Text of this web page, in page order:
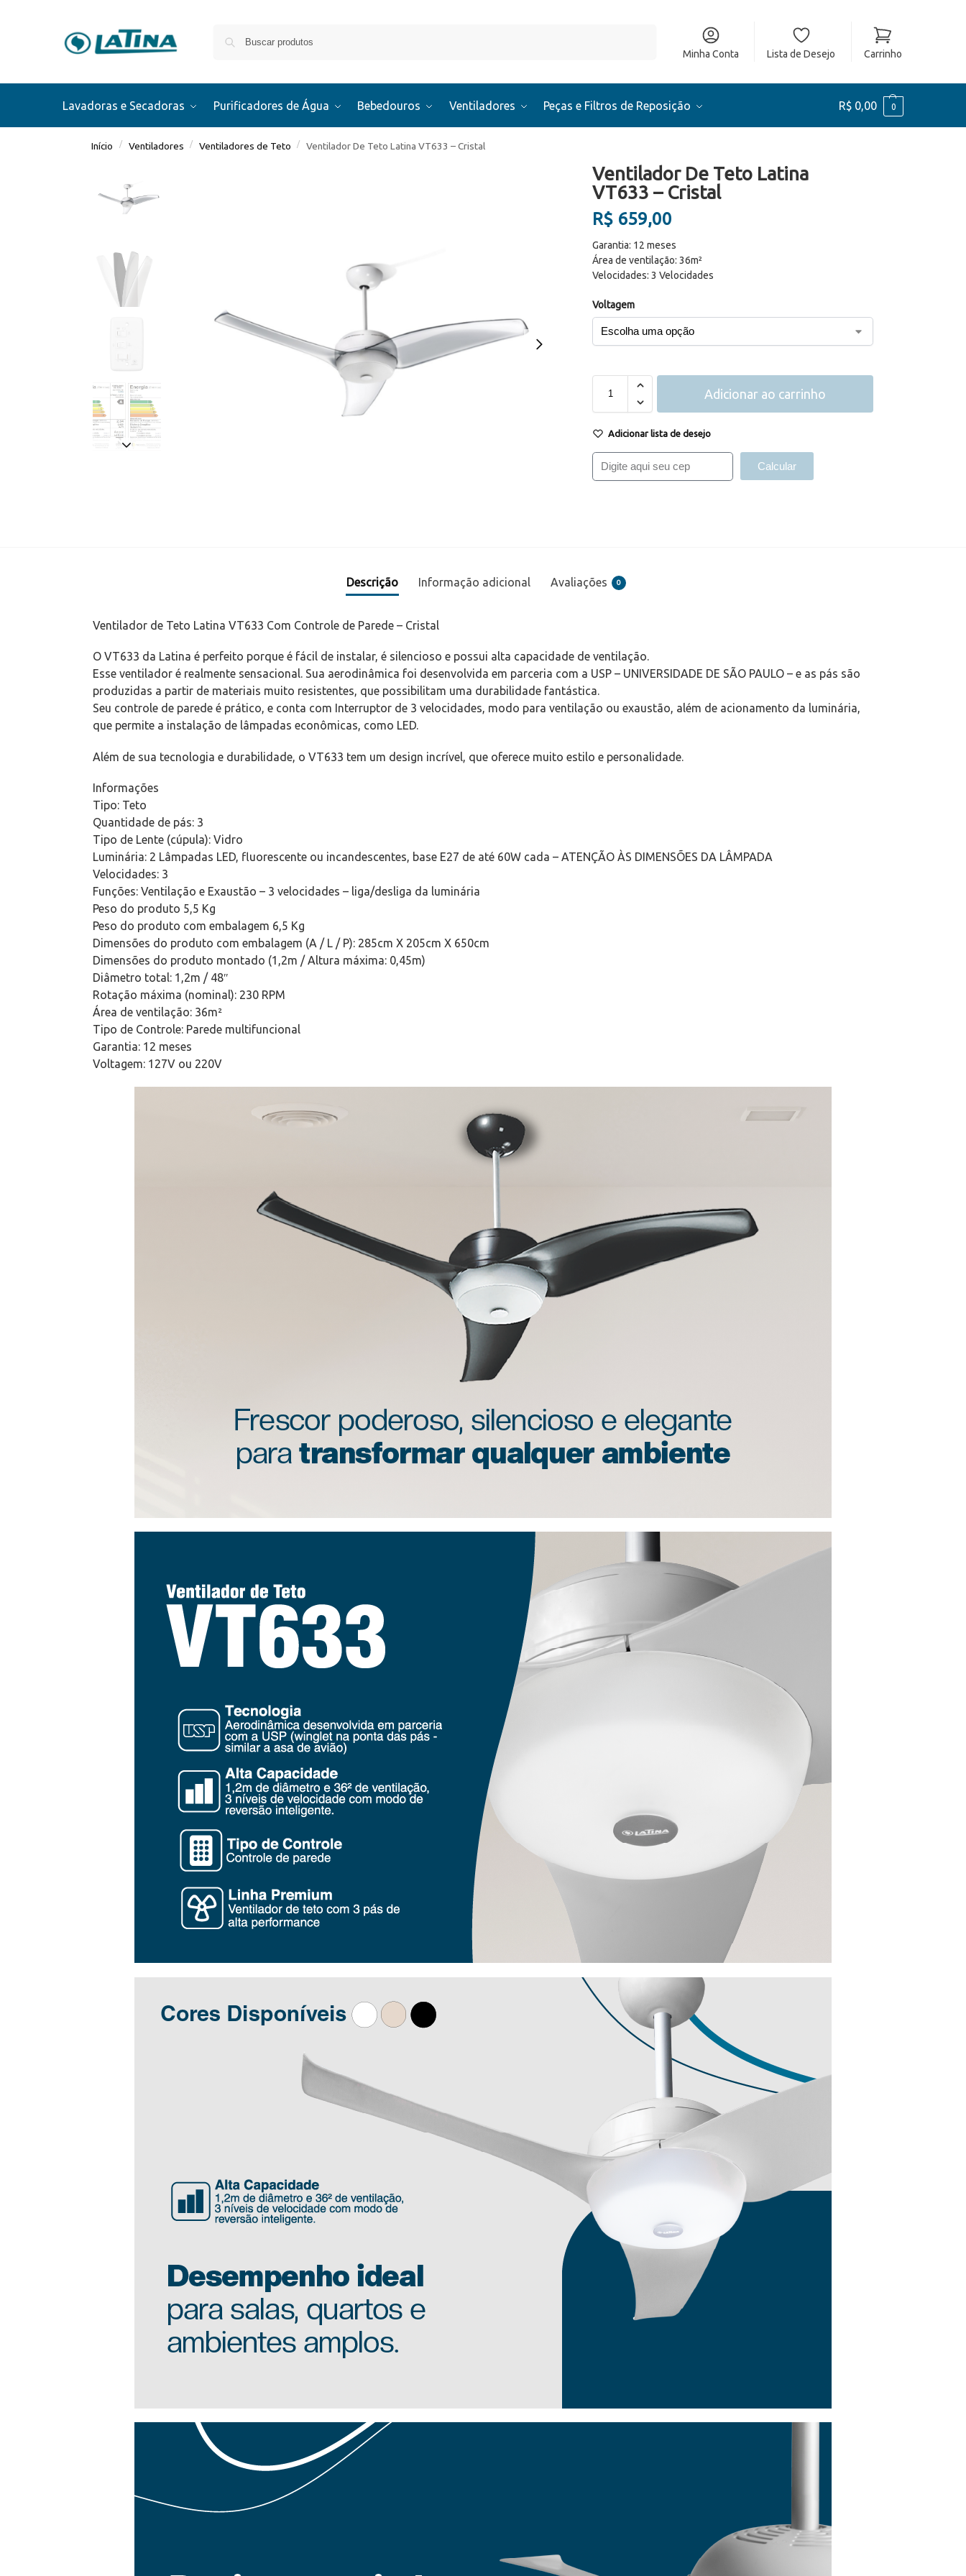
Minha Conta Lista de Desejo Carrinho
Lavadoras e Secadoras Purificadores de Água Bebedouros Ventiladores Peças e Filtros de Reposição R$ 0,00 0
Início / Ventiladores / Ventiladores de Teto / Ventilador De Teto Latina VT633 – Cristal
Ventilador De Teto Latina
VT633 – Cristal
R$ 659,00
Garantia: 12 meses
Área de ventilação: 36m²
Velocidades: 3 Velocidades
Voltagem
Adicionar ao carrinho
Adicionar lista de desejo
Calcular
Descrição Informação adicional Avaliações 0
Ventilador de Teto Latina VT633 Com Controle de Parede – Cristal
O VT633 da Latina é perfeito porque é fácil de instalar, é silencioso e possui alta capacidade de ventilação.
Esse ventilador é realmente sensacional. Sua aerodinâmica foi desenvolvida em parceria com a USP – UNIVERSIDADE DE SÃO PAULO – e as pás são
produzidas a partir de materiais muito resistentes, que possibilitam uma durabilidade fantástica.
Seu controle de parede é prático, e conta com Interruptor de 3 velocidades, modo para ventilação ou exaustão, além de acionamento da luminária,
que permite a instalação de lâmpadas econômicas, como LED.
Além de sua tecnologia e durabilidade, o VT633 tem um design incrível, que oferece muito estilo e personalidade.
Informações
Tipo: Teto
Quantidade de pás: 3
Tipo de Lente (cúpula): Vidro
Luminária: 2 Lâmpadas LED, fluorescente ou incandescentes, base E27 de até 60W cada – ATENÇÃO ÀS DIMENSÕES DA LÂMPADA
Velocidades: 3
Funções: Ventilação e Exaustão – 3 velocidades – liga/desliga da luminária
Peso do produto 5,5 Kg
Peso do produto com embalagem 6,5 Kg
Dimensões do produto com embalagem (A / L / P): 285cm X 205cm X 650cm
Dimensões do produto montado (1,2m / Altura máxima: 0,45m)
Diâmetro total: 1,2m / 48″
Rotação máxima (nominal): 230 RPM
Área de ventilação: 36m²
Tipo de Controle: Parede multifuncional
Garantia: 12 meses
Voltagem: 127V ou 220V